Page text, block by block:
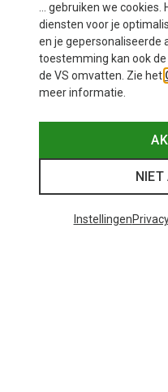
Dames Falketind GTX Jas
€ 548,95
... gebruiken we
diensten voor je
en je gepersonaliseerde
toestemming kan ook
de VS omvatten. Zie het
meer informatie.
NIET
Instellingen